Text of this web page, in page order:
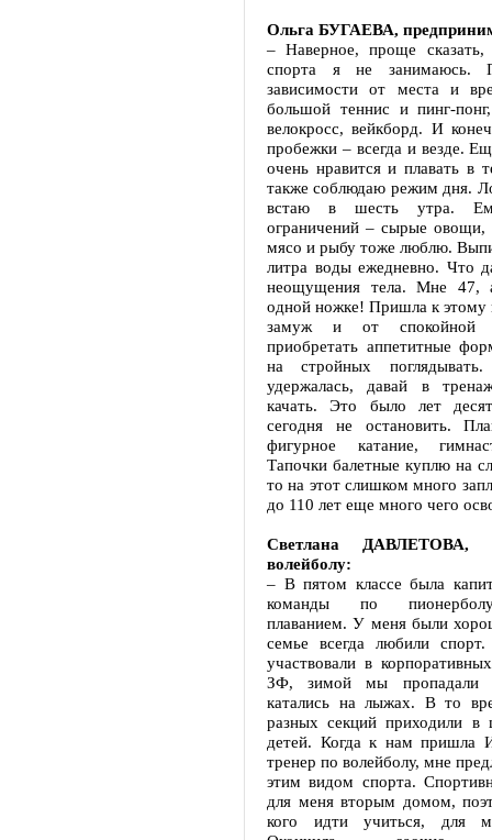
Ольга БУГАЕВА,
– Наверное, проще
спорта я не занимаюсь.
зависимости от места и
большой теннис и пинг-
велокросс, вейкборд. И
пробежки – всегда и везде.
очень нравится и плавать в
также соблюдаю режим дня.
встаю в шесть утра.
ограничений – сырые овощи,
мясо и рыбу тоже люблю.
литра воды ежедневно. Что
неощущения тела. Мне 47,
одной ножке! Пришла к этому
замуж и от спокойной
приобретать аппетитные
на стройных
удержалась, давай в
качать. Это было лет
сегодня не остановить.
фигурное катание,
Тапочки балетные куплю на
то на этот слишком много
до 110 лет еще много чего
Светлана
волейболу:
– В пятом классе была
команды по
плаванием. У меня были
семье всегда любили
участвовали в
ЗФ, зимой мы пропадали
катались на лыжах. В то
разных секций приходили в
детей. Когда к нам пришла
тренер по волейболу, мне
этим видом спорта.
для меня вторым домом,
кого идти учиться, для